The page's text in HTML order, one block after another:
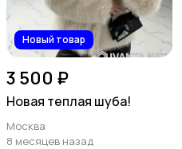
Новый товар
3 500 ₽
Новая теплая шуба!
Москва
8 месяцев назад